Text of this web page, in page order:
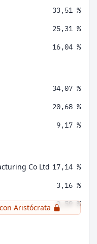
33,51 %
25,31 %
16,04 %
34,07 %
20,68 %
9,17 %
Co Ltd 17,14 %
3,16 %
2,59 %
Aristócrata